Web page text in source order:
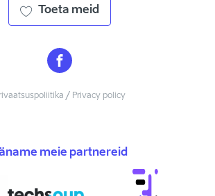
Toeta meid
/ Privacy policy
meie partnereid